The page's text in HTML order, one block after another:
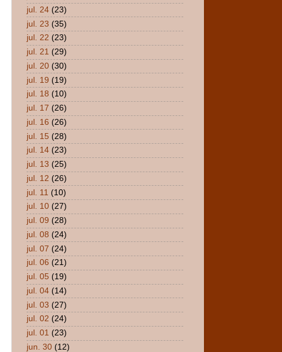
jul. 24 (23)
jul. 23 (35)
jul. 22 (23)
jul. 21 (29)
jul. 20 (30)
jul. 19 (19)
jul. 18 (10)
jul. 17 (26)
jul. 16 (26)
jul. 15 (28)
jul. 14 (23)
jul. 13 (25)
jul. 12 (26)
jul. 11 (10)
jul. 10 (27)
jul. 09 (28)
jul. 08 (24)
jul. 07 (24)
jul. 06 (21)
jul. 05 (19)
jul. 04 (14)
jul. 03 (27)
jul. 02 (24)
jul. 01 (23)
jun. 30 (12)